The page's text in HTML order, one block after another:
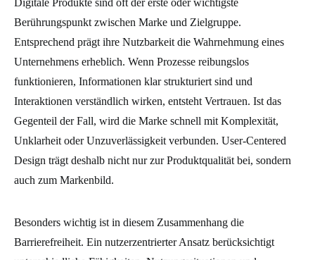
Digitale Produkte sind oft der erste oder wichtigste
Berührungspunkt zwischen Marke und Zielgruppe.
Entsprechend prägt ihre Nutzbarkeit die Wahrnehmung eines
Unternehmens erheblich. Wenn Prozesse reibungslos
funktionieren, Informationen klar strukturiert sind und
Interaktionen verständlich wirken, entsteht Vertrauen. Ist das
Gegenteil der Fall, wird die Marke schnell mit Komplexität,
Unklarheit oder Unzuverlässigkeit verbunden. User-Centered
Design trägt deshalb nicht nur zur Produktqualität bei, sondern
auch zum Markenbild.
Besonders wichtig ist in diesem Zusammenhang die
Barrierefreiheit. Ein nutzerzentrierter Ansatz berücksichtigt